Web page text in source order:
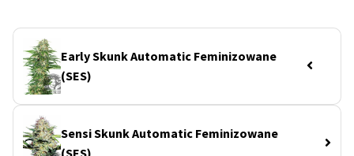
Early Skunk Automatic Feminizowane
(SES)
Sensi Skunk Automatic Feminizowane
(SES)